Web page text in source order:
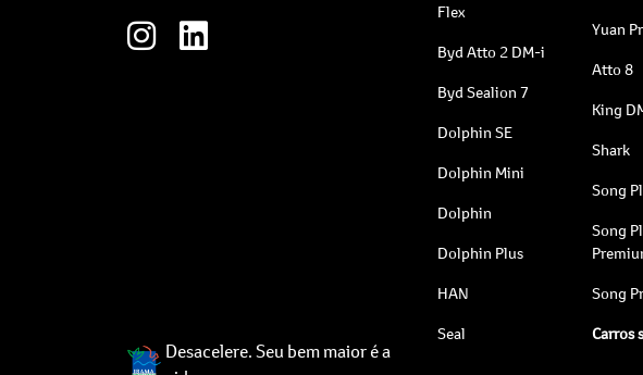
Desacelere. Seu bem maior é a
Flex
Byd Atto 2 DM-i
Byd Sealion 7
Dolphin SE
Dolphin Mini
Dolphin
Dolphin Plus
HAN
Seal
Yuan
Atto 8
King
Shark
Song
Song
Song
Carros